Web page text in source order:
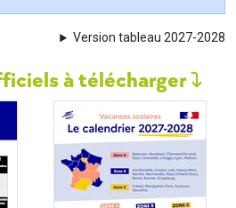
Version tableau 2027-2028
à télécharger